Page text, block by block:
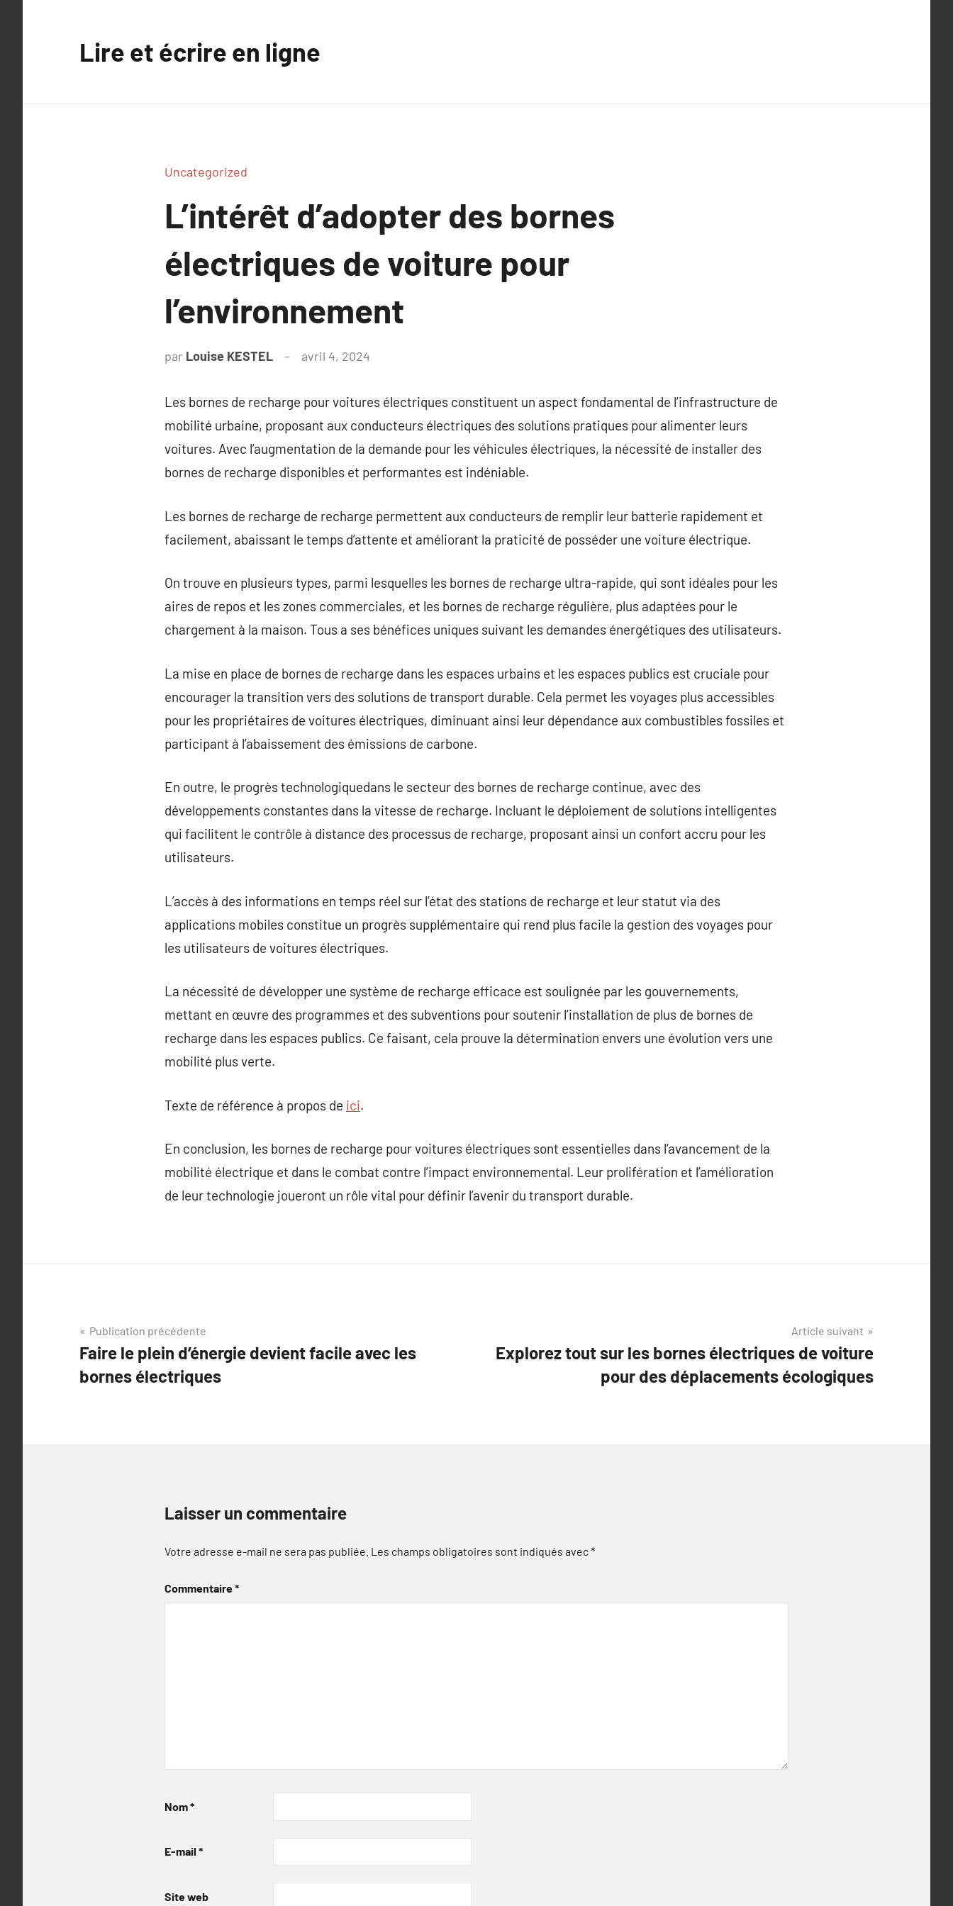
Lire et écrire en ligne
Uncategorized
L’intérêt d’adopter des bornes
électriques de voiture pour
l’environnement
par Louise KESTEL avril 4, 2024
Les bornes de recharge pour voitures électriques constituent un aspect fondamental de l’infrastructure de
mobilité urbaine, proposant aux conducteurs électriques des solutions pratiques pour alimenter leurs
voitures. Avec l’augmentation de la demande pour les véhicules électriques, la nécessité de installer des
bornes de recharge disponibles et performantes est indéniable.
Les bornes de recharge de recharge permettent aux conducteurs de remplir leur batterie rapidement et
facilement, abaissant le temps d’attente et améliorant la praticité de posséder une voiture électrique.
On trouve en plusieurs types, parmi lesquelles les bornes de recharge ultra-rapide, qui sont idéales pour les
aires de repos et les zones commerciales, et les bornes de recharge régulière, plus adaptées pour le
chargement à la maison. Tous a ses bénéfices uniques suivant les demandes énergétiques des utilisateurs.
La mise en place de bornes de recharge dans les espaces urbains et les espaces publics est cruciale pour
encourager la transition vers des solutions de transport durable. Cela permet les voyages plus accessibles
pour les propriétaires de voitures électriques, diminuant ainsi leur dépendance aux combustibles fossiles et
participant à l’abaissement des émissions de carbone.
En outre, le progrès technologiquedans le secteur des bornes de recharge continue, avec des
développements constantes dans la vitesse de recharge. Incluant le déploiement de solutions intelligentes
qui facilitent le contrôle à distance des processus de recharge, proposant ainsi un confort accru pour les
utilisateurs.
L’accès à des informations en temps réel sur l’état des stations de recharge et leur statut via des
applications mobiles constitue un progrès supplémentaire qui rend plus facile la gestion des voyages pour
les utilisateurs de voitures électriques.
La nécessité de développer une système de recharge efficace est soulignée par les gouvernements,
mettant en œuvre des programmes et des subventions pour soutenir l’installation de plus de bornes de
recharge dans les espaces publics. Ce faisant, cela prouve la détermination envers une évolution vers une
mobilité plus verte.
Texte de référence à propos de ici.
En conclusion, les bornes de recharge pour voitures électriques sont essentielles dans l’avancement de la
mobilité électrique et dans le combat contre l’impact environnemental. Leur prolifération et l’amélioration
de leur technologie joueront un rôle vital pour définir l’avenir du transport durable.
Navigation
de
l’article
Publication précédente
Faire le plein d’énergie devient facile avec les
bornes électriques
Article suivant
Explorez tout sur les bornes électriques de voiture
pour des déplacements écologiques
Laisser un commentaire
Votre adresse e-mail ne sera pas publiée. Les champs obligatoires sont indiqués avec*
Commentaire*
Nom*
E-mail *
Site web